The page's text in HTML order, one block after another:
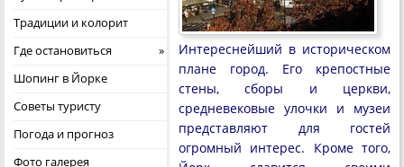
Традиции и колорит
Где остановиться
Шопинг в Йорке
Советы туристу
Погода и прогноз
Фото галерея
Интереснейший в историческом
плане город. Его крепостные
стены, сборы и церкви,
средневековые улочки и музеи
представляют для гостей
огромный интерес. Кроме того,